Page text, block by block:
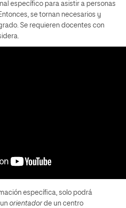
específico para asistir a personas
se tornan necesarios y
Se requieren docentes con
específica, solo podrá
orientadorde un centro